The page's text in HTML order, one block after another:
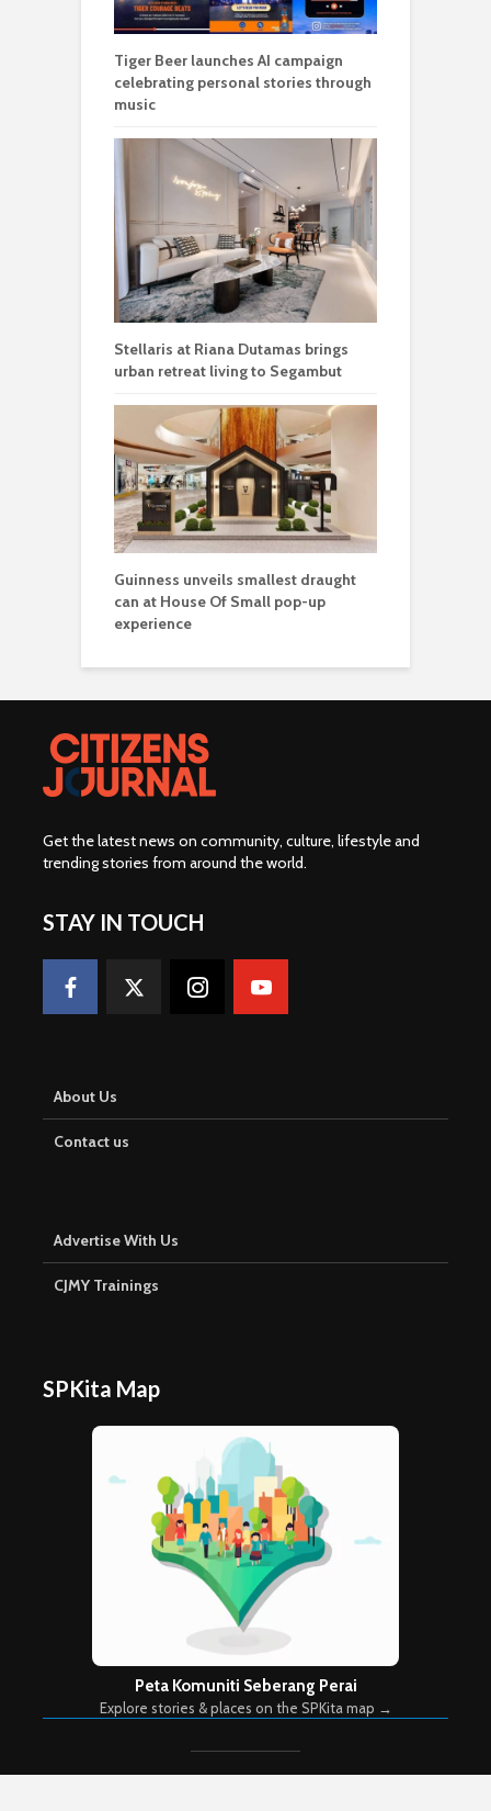
Tiger Beer launches AI campaign
celebrating personal stories through
music
Stellaris at Riana Dutamas brings
urban retreat living to Segambut
Guinness unveils smallest draught
can at House Of Small pop-up
experience
Get the latest news on community, culture, lifestyle and
trending stories from around the world.
STAY IN TOUCH
About Us
Contact us
Advertise With Us
CJMY Trainings
SPKita Map
Peta Komuniti Seberang Perai
Explore stories & places on the SPKita map →